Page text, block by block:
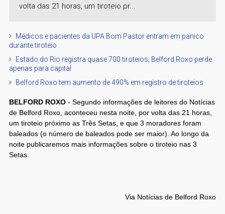
volta das 21 horas, um tiroteio pr...
Médicos e pacientes da UPA Bom Pastor entram em panico
durante tiroteio
Estado do Rio registra quase 700 tiroteios; Belford Roxo perde
apenas para capital
Belford Roxo tem aumento de 490% em registro de tiroteios
BELFORD ROXO- Segundo informações de leitores do Notícias
de Belford Roxo, aconteceu nesta noite, por volta das 21 horas,
um tiroteio próximo as Três Setas, e que 3 moradores foram
baleados (o número de baleados pode ser maior). Ao longo da
noite publicaremos mais informações sobre o tiroteio nas 3
Setas.
Via Notícias de Belford Roxo